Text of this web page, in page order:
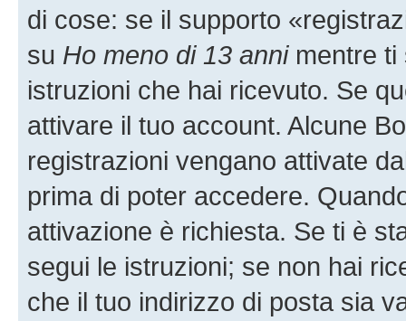
di cose: se il supporto
su Ho meno di 13 annimentre ti
istruzioni che hai ricevuto. Se
attivare il tuo account. Alcune
registrazioni vengano attivate
prima di poter accedere.
attivazione è richiesta. Se ti è
segui le istruzioni; se non hai
che il tuo indirizzo di posta sia